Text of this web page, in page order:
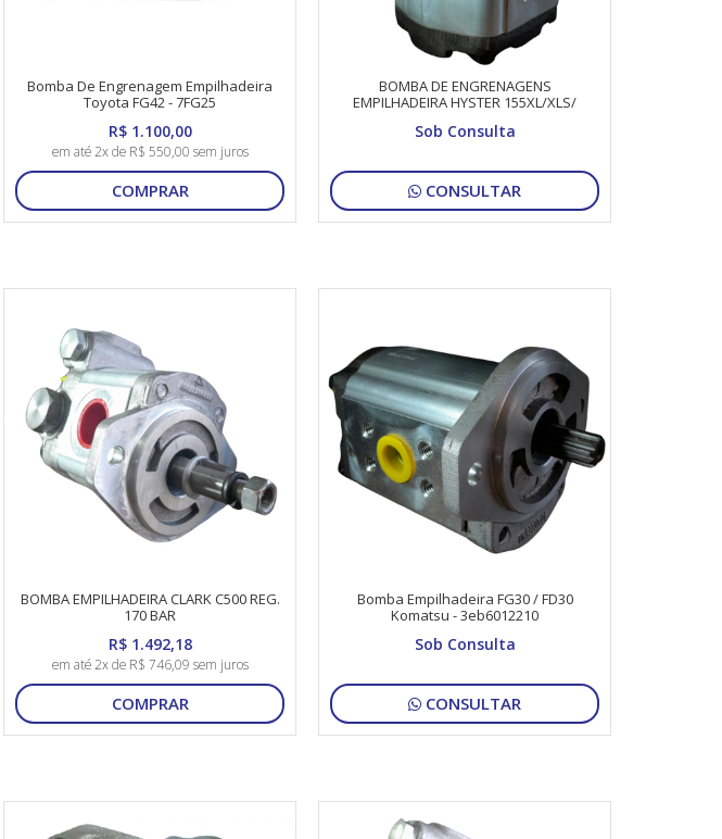
Bomba De Engrenagem Empilhadeira
Toyota FG42 - 7FG25
R$ 1.100,00
em até 2x de R$ 550,00 sem juros
COMPRAR
BOMBA DE ENGRENAGENS
EMPILHADEIRA HYSTER 155XL/XLS/
Sob Consulta
CONSULTAR
BOMBA EMPILHADEIRA CLARK C500 REG.
170 BAR
R$ 1.492,18
em até 2x de R$ 746,09 sem juros
COMPRAR
Bomba Empilhadeira FG30 / FD30
Komatsu - 3eb6012210
Sob Consulta
CONSULTAR